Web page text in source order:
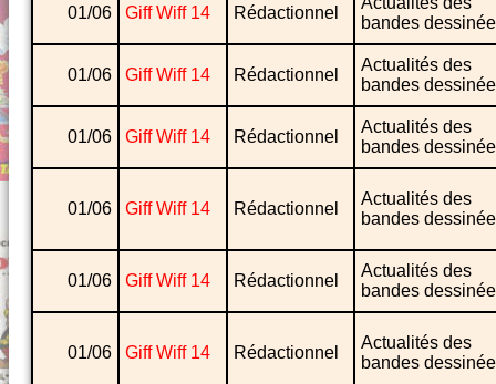
01/06 Giff Wiff 14 Rédactionnel
bandes
01/06 Giff Wiff 14 Rédactionnel
Actualités des
bandes
01/06 Giff Wiff 14 Rédactionnel
Actualités des
bandes
01/06 Giff Wiff 14 Rédactionnel
Actualités des
bandes
01/06 Giff Wiff 14 Rédactionnel
Actualités des
bandes
01/06 Giff Wiff 14 Rédactionnel
Actualités des
bandes